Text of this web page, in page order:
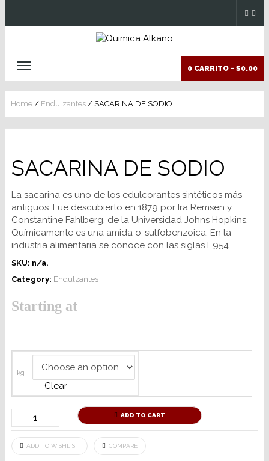
0 CARRITO - $0.00
Home / Endulzantes / SACARINA DE SODIO
SACARINA DE SODIO
La sacarina es uno de los edulcorantes sintéticos más
antiguos. Fue descubierto en 1879 por Ira Remsen y
Constantine Fahlberg, de la Universidad Johns Hopkins.
Químicamente es una amida o-sulfobenzoica. En la
industria alimentaria se conoce con las siglas E954.
SKU: n/a.
Category: Endulzantes
Starting at
kg
Clear
ADD TO CART
ADD TO WISHLIST COMPARE